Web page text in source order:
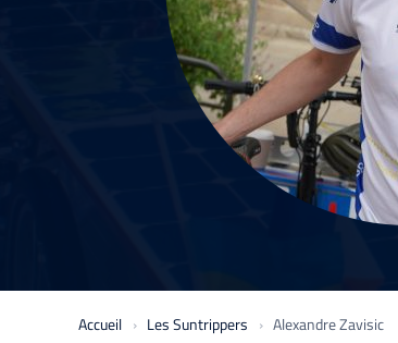
Accueil Les Suntrippers Alexandre Zavisic